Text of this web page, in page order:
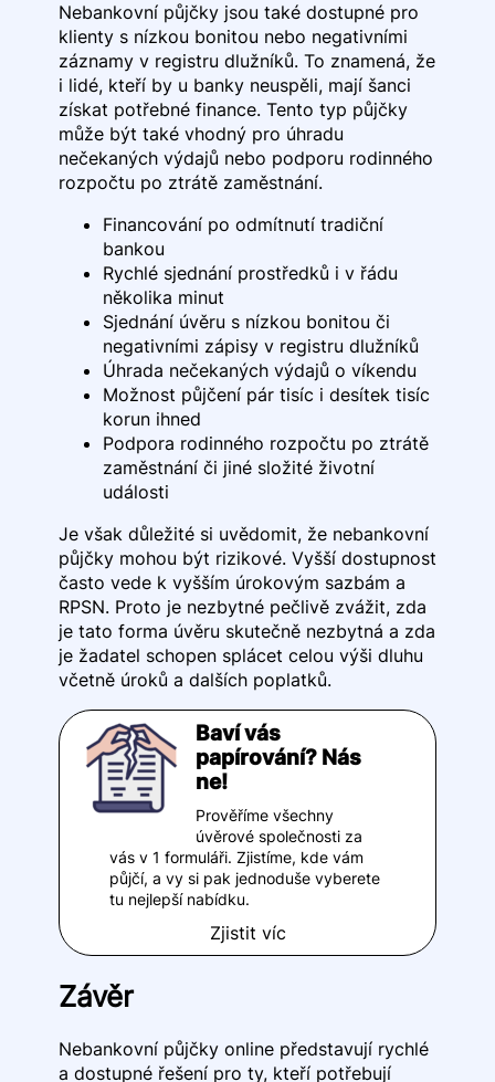
Nebankovní půjčky jsou také dostupné pro
klienty s nízkou bonitou nebo negativními
záznamy v registru dlužníků. To znamená, že
i lidé, kteří by u banky neuspěli, mají šanci
získat potřebné finance. Tento typ půjčky
může být také vhodný pro úhradu
nečekaných výdajů nebo podporu rodinného
rozpočtu po ztrátě zaměstnání.
Financování po odmítnutí tradiční
bankou
Rychlé sjednání prostředků i v řádu
několika minut
Sjednání úvěru s nízkou bonitou či
negativními zápisy v registru dlužníků
Úhrada nečekaných výdajů o víkendu
Možnost půjčení pár tisíc i desítek tisíc
korun ihned
Podpora rodinného rozpočtu po ztrátě
zaměstnání či jiné složité životní
události
Je však důležité si uvědomit, že nebankovní
půjčky mohou být rizikové. Vyšší dostupnost
často vede k vyšším úrokovým sazbám a
RPSN. Proto je nezbytné pečlivě zvážit, zda
je tato forma úvěru skutečně nezbytná a zda
je žadatel schopen splácet celou výši dluhu
včetně úroků a dalších poplatků.
Baví vás
papírování? Nás
ne!
Prověříme všechny
úvěrové společnosti za
vás v 1 formuláři. Zjistíme, kde vám
půjčí, a vy si pak jednoduše vyberete
tu nejlepší nabídku.
Zjistit víc
Závěr
Nebankovní půjčky online představují rychlé
a dostupné řešení pro ty, kteří potřebují